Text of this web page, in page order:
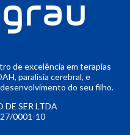
de excelência em terapias
paralisia cerebral, e
do seu filho.
DE SER LTDA
0001-10